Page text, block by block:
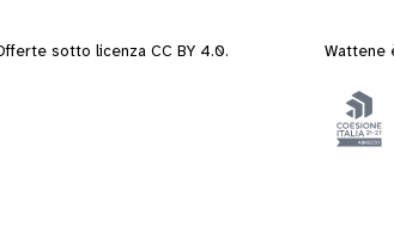
sotto licenza CC BY 4.0.
Wattene